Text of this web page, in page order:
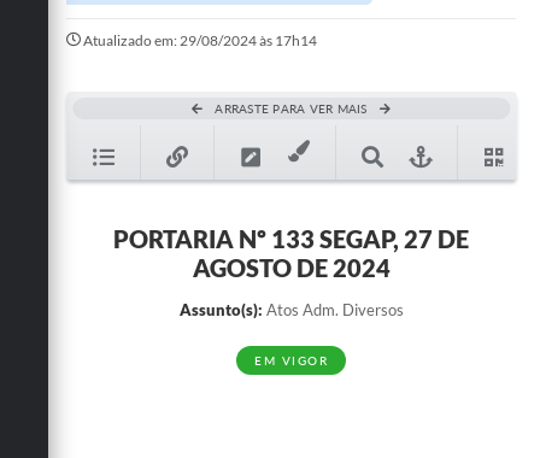
A Prefeitura
Ouvidoria
Legislação
Atualizado em: 29/08/2024 às 17h14
ARRASTE PARA VER MAIS
PORTARIA Nº 133 SEGAP, 27 DE
AGOSTO DE 2024
Assunto(s): Atos Adm. Diversos
EM VIGOR